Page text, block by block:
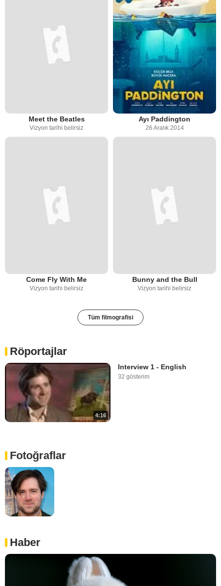
Meet the Beatles
Vizyon tarihi belirsiz
Ayı Paddington
26 Aralık 2014
Come Fly With Me
Vizyon tarihi belirsiz
Bunny and the Bull
Vizyon tarihi belirsiz
Tüm filmografisi
Röportajlar
4:16
Interview 1 - English
32 gösterim
Fotoğraflar
Haber